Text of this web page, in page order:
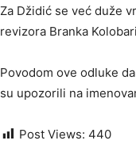
Za Džidić se već duže
revizora Branka
Povodom ove odluke
su upozorili na
Post Views: 440